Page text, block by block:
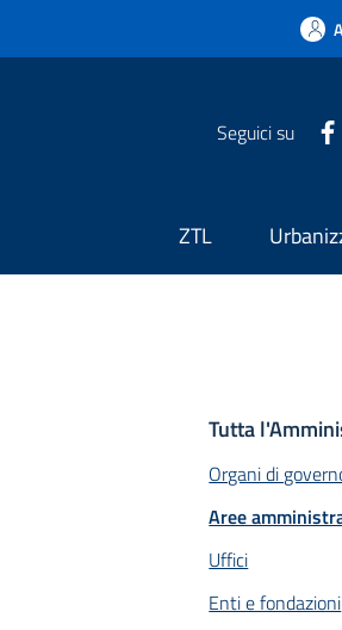
Seguici su
ZTL
Tutta
Organi di
Aree
Uffici
Enti e fondazioni